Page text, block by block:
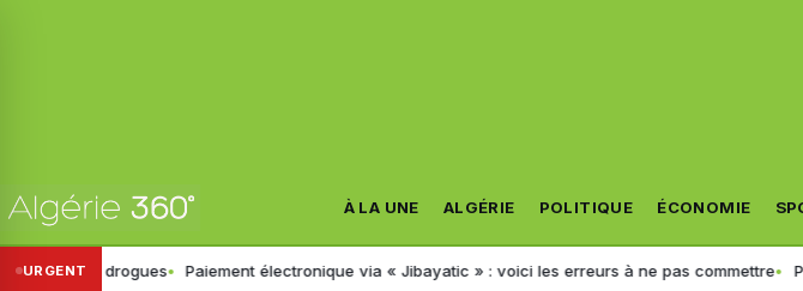
À LA UNE ALGÉRIE POLITIQUE ÉCONOMIE
URGENT
drogues Paiement électronique via « Jibayatic » : voici les erreurs à ne pas commettre Paiement